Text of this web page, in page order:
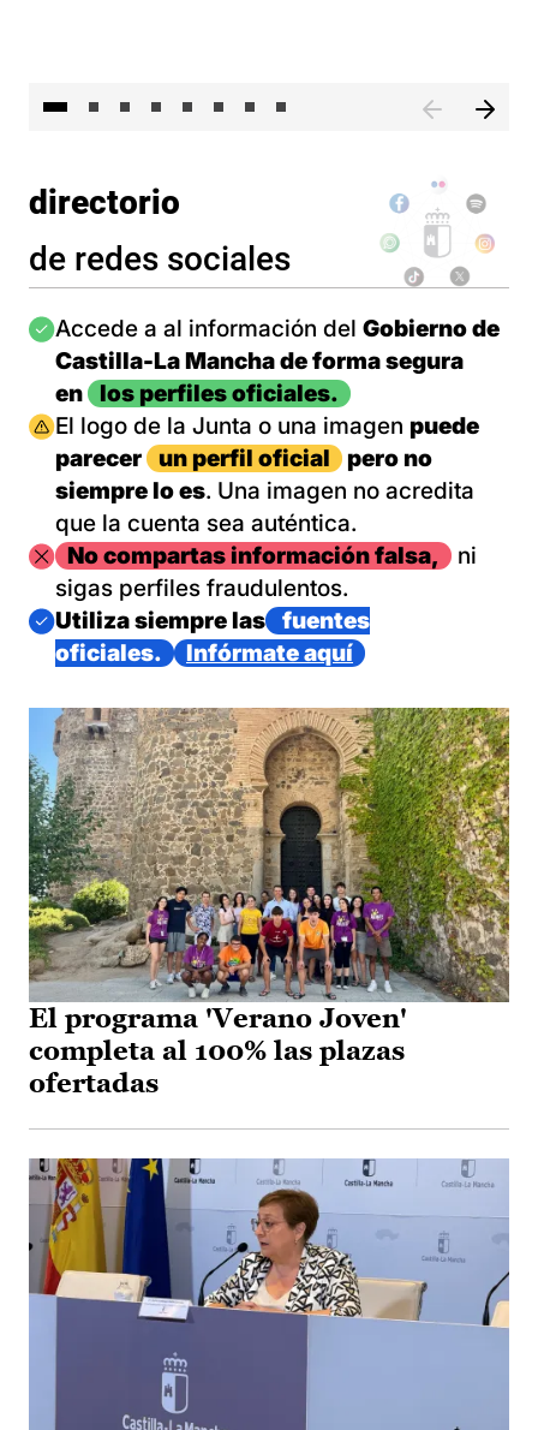
directorio
de redes sociales
Imagen
Accede a al información del Gobierno de
Castilla-La Mancha de forma segura
en
los perfiles oficiales.
Imagen
El logo de la Junta o una imagen puede
parecer
un perfil oficial
pero no
siempre lo es. Una imagen no acredita
que la cuenta sea auténtica.
ImagenNo compartas información falsa,
ni
sigas perfiles fraudulentos.
Imagen
Utiliza siempre las
fuentes
oficiales.
Infórmate aquí
El programa 'Verano Joven'
completa al 100% las plazas
ofertadas